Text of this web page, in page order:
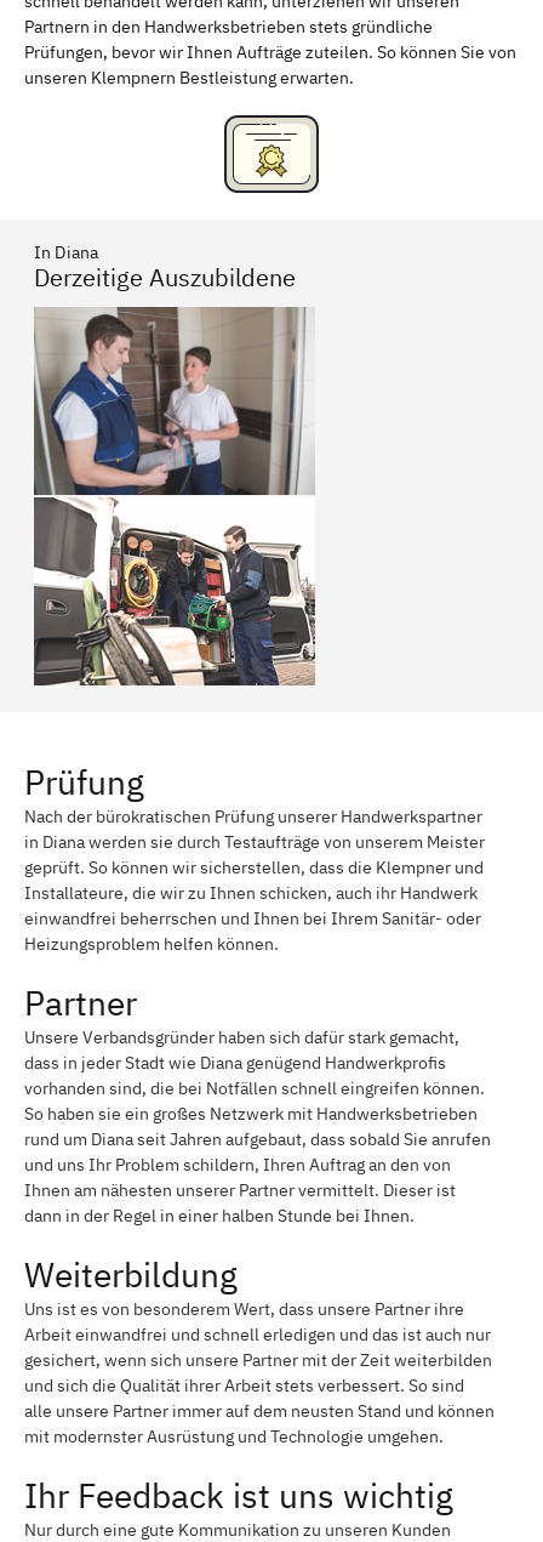
Partnern in den Handwerksbetrieben stets gründliche
Prüfungen, bevor wir Ihnen Aufträge zuteilen. So können Sie von
unseren Klempnern Bestleistung erwarten.
In Diana
Derzeitige Auszubildene
Prüfung
Nach der bürokratischen Prüfung unserer Handwerkspartner
in Diana werden sie durch Testaufträge von unserem Meister
geprüft. So können wir sicherstellen, dass die Klempner und
Installateure, die wir zu Ihnen schicken, auch ihr Handwerk
einwandfrei beherrschen und Ihnen bei Ihrem Sanitär- oder
Heizungsproblem helfen können.
Partner
Unsere Verbandsgründer haben sich dafür stark gemacht,
dass in jeder Stadt wie Diana genügend Handwerkprofis
vorhanden sind, die bei Notfällen schnell eingreifen können.
So haben sie ein großes Netzwerk mit Handwerksbetrieben
rund um Diana seit Jahren aufgebaut, dass sobald Sie anrufen
und uns Ihr Problem schildern, Ihren Auftrag an den von
Ihnen am nähesten unserer Partner vermittelt. Dieser ist
dann in der Regel in einer halben Stunde bei Ihnen.
Weiterbildung
Uns ist es von besonderem Wert, dass unsere Partner ihre
Arbeit einwandfrei und schnell erledigen und das ist auch nur
gesichert, wenn sich unsere Partner mit der Zeit weiterbilden
und sich die Qualität ihrer Arbeit stets verbessert. So sind
alle unsere Partner immer auf dem neusten Stand und können
mit modernster Ausrüstung und Technologie umgehen.
Ihr Feedback ist uns wichtig
Nur durch eine gute Kommunikation zu unseren Kunden